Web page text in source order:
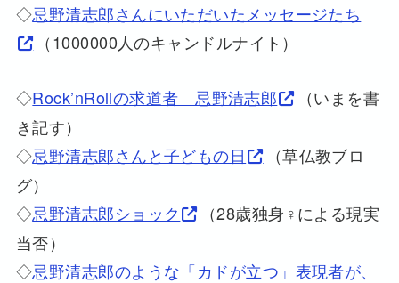
◇忌野清志郎さんにいただいたメッセージたち
（1000000人のキャンドルナイト）
◇Rock’nRollの求道者 忌野清志郎
（いまを書
き記す）
◇忌野清志郎さんと子どもの日
（草仏教ブロ
グ）
◇忌野清志郎ショック
（28歳独身♀による現実
当否）
◇忌野清志郎のような「カドが立つ」表現者が、